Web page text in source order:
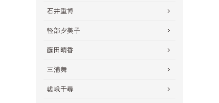
石井重博
軽部夕美子
藤田晴香
三浦舞
嵯峨千尋